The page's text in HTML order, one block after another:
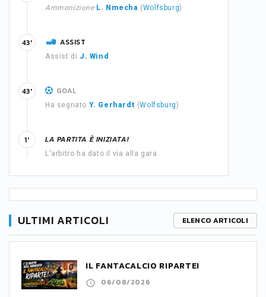
Ammonizione L. Nmecha (Wolfsburg)
ASSIST
Assist di J. Wind
43'
GOAL
Ha segnato Y. Gerhardt (Wolfsburg)
43'
LA PARTITA È INIZIATA!
L'arbitro ha dato il via alla gara.
1'
ULTIMI ARTICOLI ELENCO ARTICOLI
IL FANTACALCIO RIPARTE!
06/08/2026